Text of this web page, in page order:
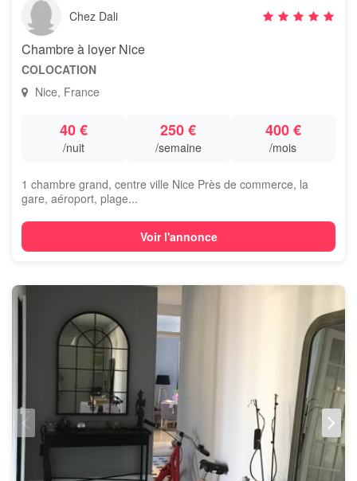
Chez Dali
Chambre à loyer Nice
COLOCATION
Nice, France
40 €
/nuit
250 €
/semaine
400 €
/mois
1 chambre grand, centre ville Nice Près de commerce, la
gare, aéroport, plage...
Voir l'annonce